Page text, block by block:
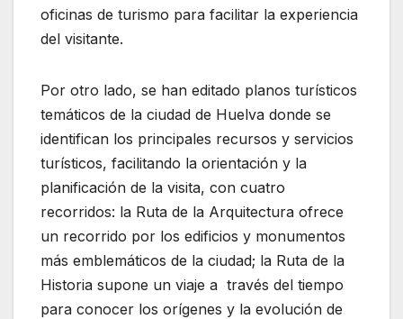
oficinas de turismo para facilitar la experiencia
del visitante.
Por otro lado, se han editado planos turísticos
temáticos de la ciudad de Huelva donde se
identifican los principales recursos y servicios
turísticos, facilitando la orientación y la
planificación de la visita, con cuatro
recorridos: la Ruta de la Arquitectura ofrece
un recorrido por los edificios y monumentos
más emblemáticos de la ciudad; la Ruta de la
Historia supone un viaje a través del tiempo
para conocer los orígenes y la evolución de